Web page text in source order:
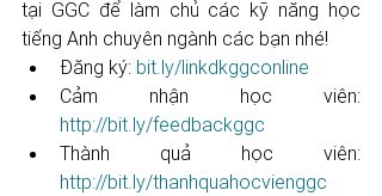
tại GGC để làm chủ các kỹ năng học
tiếng Anh chuyên ngành các bạn nhé!
Đăng ký: bit.ly/linkdkggconline
http://bit.ly/feedbackggc
http://bit.ly/thanhquahocvienggc